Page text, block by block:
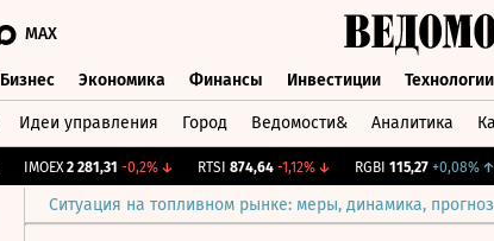
MAX
Бизнес Экономика Финансы Инвестиции Технологии
Идеи управления Город Ведомости& Аналитика
IMOEX 2 281,31 -0,2%↓ RTSI 874,64 -1,12%↓ RGBI 115,27 +0,08%↑
Ситуация на топливном рынке: меры, динамика,